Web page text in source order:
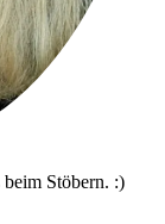
Stöbern. :)